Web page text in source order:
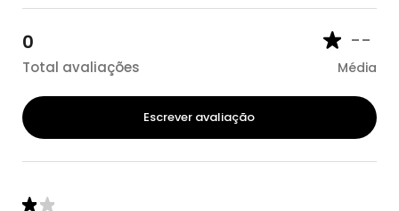
0
Total avaliações
--
Média
Escrever avaliação